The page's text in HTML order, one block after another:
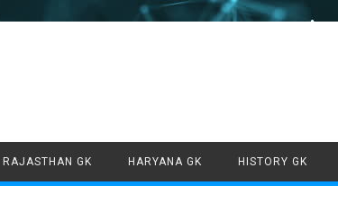
Skip to
RAJASTHAN GK HARYANA GK HISTORY GK